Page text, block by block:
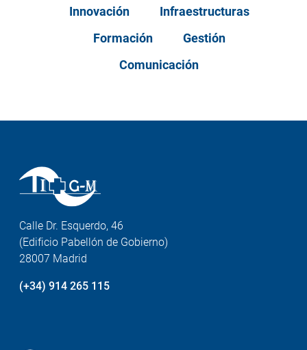
Innovación
Infraestructuras
Formación
Gestión
Comunicación
Calle Dr. Esquerdo, 46
(Edificio Pabellón de Gobierno)
28007 Madrid
(+34) 914 265 115